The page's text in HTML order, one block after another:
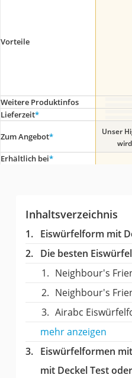
Vorteile
Weitere Produktinfos
Lieferzeit*
Zum Angebot*
Unser
Erhältlich bei*
Inhaltsverzeichnis
Eiswürfelform mit
Die besten
Neighbour's
Neighbour's
Airabc
mehr anzeigen
Eiswürfelformen
mit Deckel Test